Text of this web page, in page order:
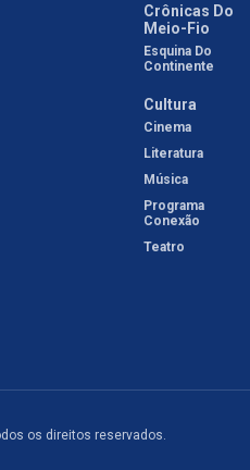
Crônicas Do
Meio-Fio
Esquina Do
Continente
Cultura
Cinema
Literatura
Música
Programa
Conexão
Teatro
os direitos reservados.